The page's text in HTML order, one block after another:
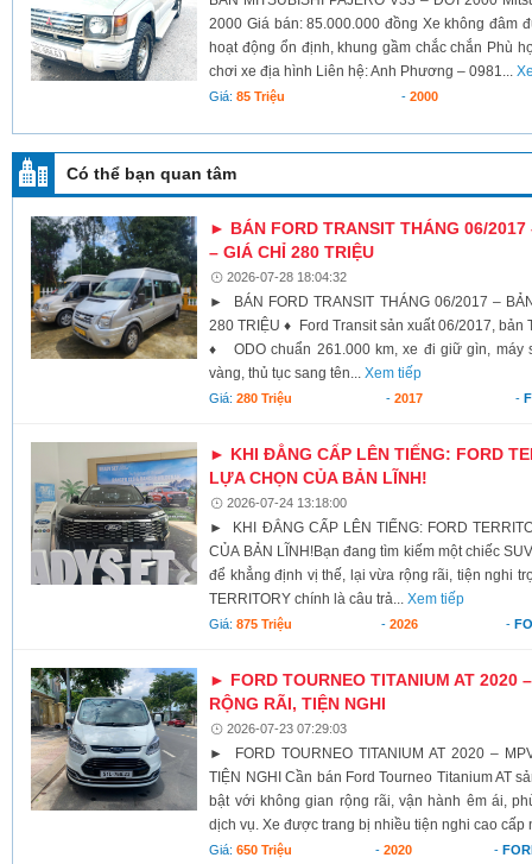
2000 Giá bán: 85.000.000 đồng Xe không đâm
hoạt động ổn định, khung gầm chắc chắn Phù
chơi xe địa hình Liên hệ: Anh Phương – 0981...
Giá:85 Triệu -2000
Có thể bạn quan tâm
► BÁN FORD TRANSIT THÁNG 06/
– GIÁ CHỈ 280 TRIỆU
2026-07-28 18:04:32
► BÁN FORD TRANSIT THÁNG 06/2017 –
280 TRIỆU ♦ Ford Transit sản xuất 06/2017, bản
♦ ODO chuẩn 261.000 km, xe đi giữ gìn,
vàng, thủ tục sang tên...Xem tiếp
Giá:280 Triệu - 2017 -
► KHI ĐẲNG CẤP LÊN TIẾNG: FORD
LỰA CHỌN CỦA BẢN LĨNH!
2026-07-24 13:18:00
► KHI ĐẲNG CẤP LÊN TIẾNG: FORD
CỦA BẢN LĨNH! ​Bạn đang tìm kiếm một chiếc
để khẳng định vị thế, lại vừa rộng rãi, tiện nghi
TERRITORY chính là câu trả...Xem tiếp
Giá:875 Triệu - 2026 -
► FORD TOURNEO TITANIUM AT 2020
RỘNG RÃI, TIỆN NGHI
2026-07-23 07:29:03
► FORD TOURNEO TITANIUM AT 2020 –
TIỆN NGHI Cần bán Ford Tourneo Titanium AT
bật với không gian rộng rãi, vận hành êm ái,
dịch vụ. Xe được trang bị nhiều tiện nghi cao
Giá:650 Triệu - 2020 -